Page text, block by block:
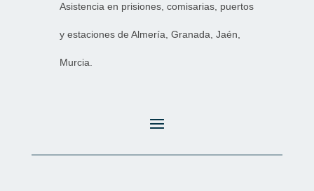
Asistencia en prisiones, comisarias, puertos
y estaciones de Almería, Granada, Jaén,
Murcia.